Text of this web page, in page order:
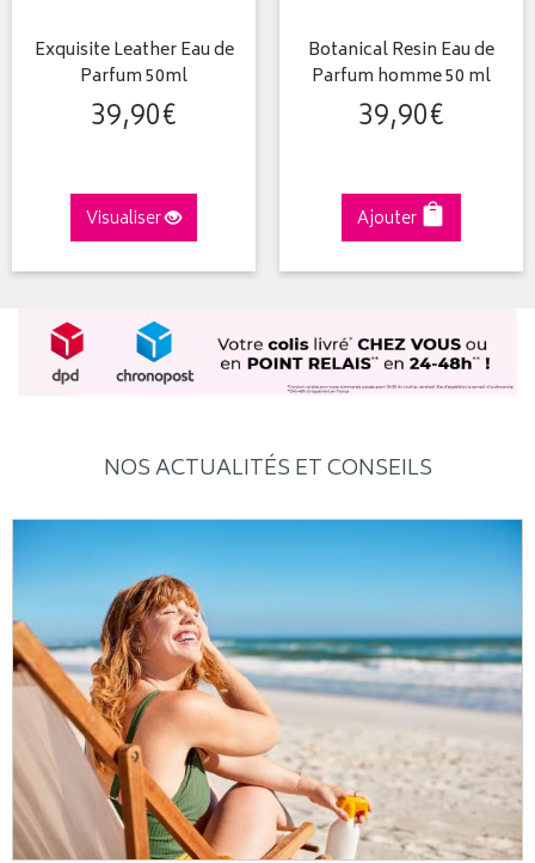
Exquisite Leather Eau de
Parfum 50ml
39,90€
Visualiser
Botanical Resin Eau de
Parfum homme 50 ml
39,90€
Ajouter
NOS ACTUALITÉS ET CONSEILS